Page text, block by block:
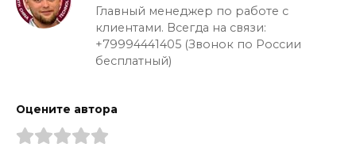
Главный менеджер по работе с
клиентами. Всегда на связи:
+79994441405 (Звонок по России
бесплатный)
Оцените автора